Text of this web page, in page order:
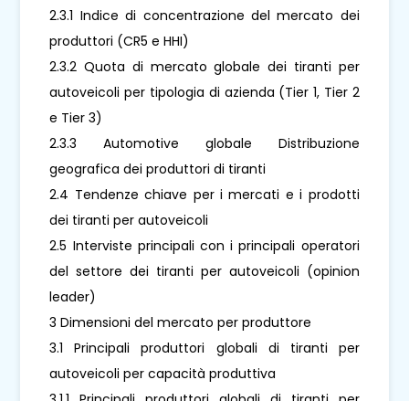
2.3.1 Indice di concentrazione del mercato dei
produttori (CR5 e HHI)
2.3.2 Quota di mercato globale dei tiranti per
autoveicoli per tipologia di azienda (Tier 1, Tier 2
e Tier 3)
2.3.3 Automotive globale Distribuzione
geografica dei produttori di tiranti
2.4 Tendenze chiave per i mercati e i prodotti
dei tiranti per autoveicoli
2.5 Interviste principali con i principali operatori
del settore dei tiranti per autoveicoli (opinion
leader)
3 Dimensioni del mercato per produttore
3.1 Principali produttori globali di tiranti per
autoveicoli per capacità produttiva